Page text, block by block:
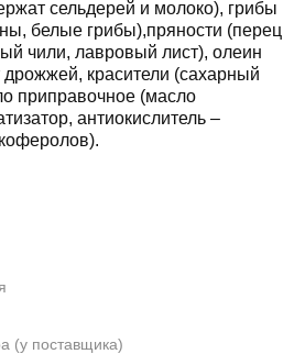
сельдерей и молоко), грибы
белые грибы),пряности (перец
чили, лавровый лист), олеин
дрожжей, красители (сахарный
приправочное (масло
антиокислитель –
(у поставщика)